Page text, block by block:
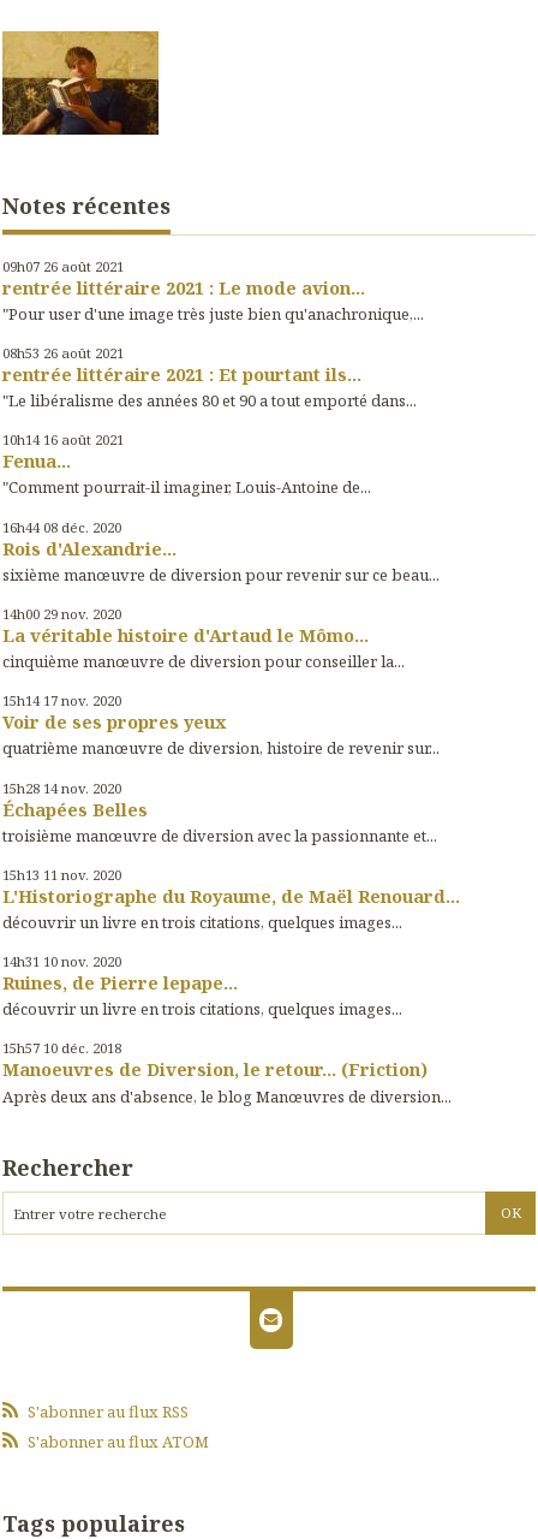
Notes récentes
09h07 26 août 2021
rentrée littéraire 2021 : Le mode avion...
"Pour user d'une image très juste bien qu'anachronique,...
08h53 26 août 2021
rentrée littéraire 2021 : Et pourtant ils...
"Le libéralisme des années 80 et 90 a tout emporté dans...
10h14 16 août 2021
Fenua...
"Comment pourrait-il imaginer, Louis-Antoine de...
16h44 08 déc. 2020
Rois d'Alexandrie...
sixième manœuvre de diversion pour revenir sur ce beau...
14h00 29 nov. 2020
La véritable histoire d'Artaud le Mômo...
cinquième manœuvre de diversion pour conseiller la...
15h14 17 nov. 2020
Voir de ses propres yeux
quatrième manœuvre de diversion, histoire de revenir sur...
15h28 14 nov. 2020
Échapées Belles
troisième manœuvre de diversion avec la passionnante et...
15h13 11 nov. 2020
L'Historiographe du Royaume, de Maël Renouard...
découvrir un livre en trois citations, quelques images...
14h31 10 nov. 2020
Ruines, de Pierre lepape...
découvrir un livre en trois citations, quelques images...
15h57 10 déc. 2018
Manoeuvres de Diversion, le retour... (Friction)
Après deux ans d'absence, le blog Manœuvres de diversion...
Rechercher
S'abonner au flux RSS
S'abonner au flux ATOM
Tags populaires